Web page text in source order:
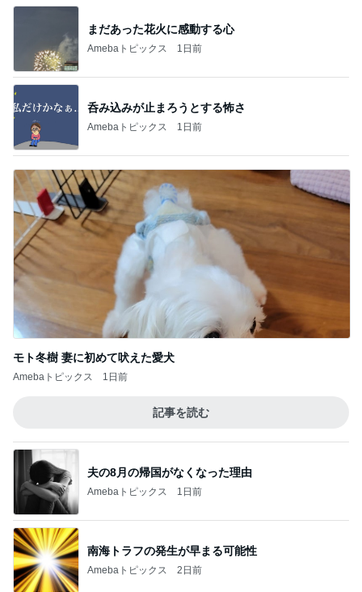
まだあった花火に感動する心
Amebaトピックス 1日前
呑み込みが止まろうとする怖さ
Amebaトピックス 1日前
モト冬樹 妻に初めて吠えた愛犬
Amebaトピックス 1日前
記事を読む
夫の8月の帰国がなくなった理由
Amebaトピックス 1日前
南海トラフの発生が早まる可能性
Amebaトピックス 2日前